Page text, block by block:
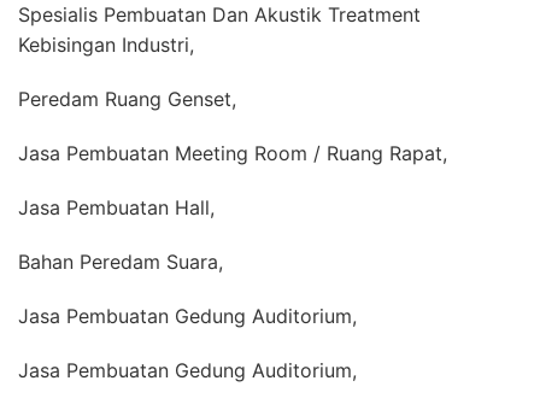
Spesialis Pembuatan Dan Akustik Treatment
Kebisingan Industri,
Peredam Ruang Genset,
Jasa Pembuatan Meeting Room / Ruang Rapat,
Jasa Pembuatan Hall,
Bahan Peredam Suara,
Jasa Pembuatan Gedung Auditorium,
Jasa Pembuatan Gedung Auditorium,